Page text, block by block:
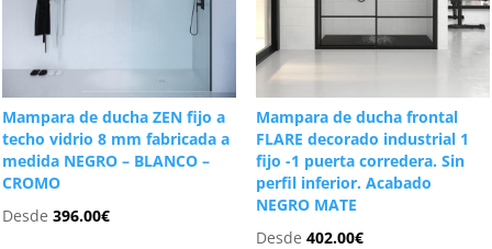
Mampara de ducha ZEN fijo a
techo vidrio 8 mm fabricada a
medida NEGRO – BLANCO –
CROMO
Desde396.00€
Mampara de ducha frontal
FLARE decorado industrial 1
fijo -1 puerta corredera. Sin
perfil inferior. Acabado
NEGRO MATE
Desde 402.00€